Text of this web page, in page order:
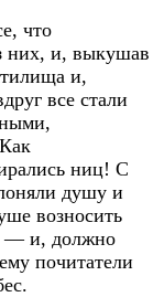
что
них, и, выкушав
и,
все стали
ниц! С
душу и
возносить
— и, должно
почитатели